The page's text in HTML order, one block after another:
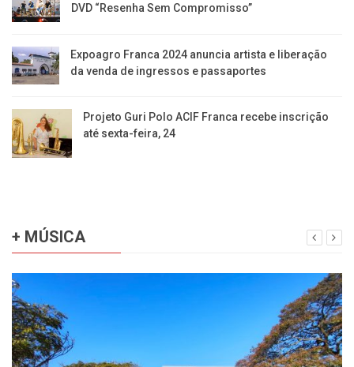
DVD “Resenha Sem Compromisso”
Expoagro Franca 2024 anuncia artista e liberação
da venda de ingressos e passaportes
Projeto Guri Polo ACIF Franca recebe inscrição
até sexta-feira, 24
+ MÚSICA